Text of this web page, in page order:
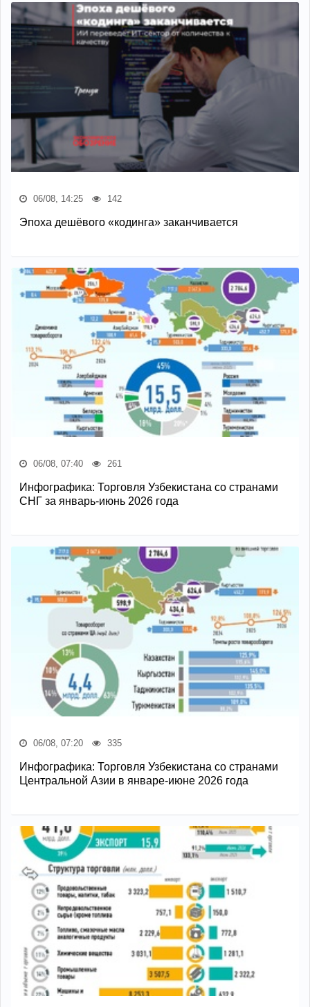
06/08, 14:25 142
Эпоха дешёвого «кодинга» заканчивается
06/08, 07:40 261
Инфографика: Торговля Узбекистана со странами
СНГ за январь-июнь 2026 года
06/08, 07:20 335
Инфографика: Торговля Узбекистана со странами
Центральной Азии в январе-июне 2026 года